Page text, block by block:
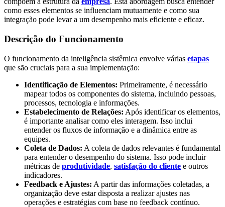
como esses elementos se influenciam mutuamente e como sua
integração pode levar a um desempenho mais eficiente e eficaz.
Descrição do Funcionamento
O funcionamento da inteligência sistêmica envolve várias etapas
que são cruciais para a sua implementação:
Identificação de Elementos: Primeiramente, é necessário
mapear todos os componentes do sistema, incluindo pessoas,
processos, tecnologia e informações.
Estabelecimento de Relações: Após identificar os elementos,
é importante analisar como eles interagem. Isso inclui
entender os fluxos de informação e a dinâmica entre as
equipes.
Coleta de Dados: A coleta de dados relevantes é fundamental
para entender o desempenho do sistema. Isso pode incluir
métricas de produtividade, satisfação do cliente e outros
indicadores.
Feedback e Ajustes: A partir das informações coletadas, a
organização deve estar disposta a realizar ajustes nas
operações e estratégias com base no feedback contínuo.